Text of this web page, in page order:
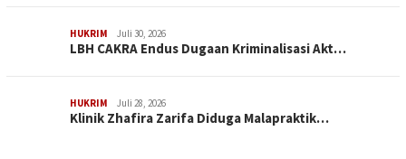
HUKRIM Juli 30, 2026
LBH CAKRA Endus Dugaan Kriminalisasi Akt…
HUKRIM Juli 28, 2026
Klinik Zhafira Zarifa Diduga Malapraktik…